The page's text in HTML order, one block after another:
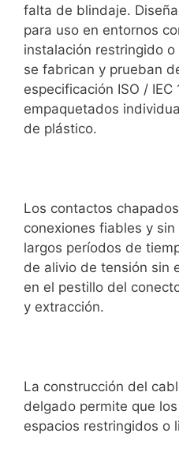
falta de blindaje.
para uso en entornos
instalación restringido
se fabrican y prueban
especificación ISO /
empaquetados
de plástico.
Los contactos
conexiones fiables y
largos períodos de
de alivio de tensión sin
en el pestillo del
y extracción.
La construcción del
delgado permite que
espacios restringidos o